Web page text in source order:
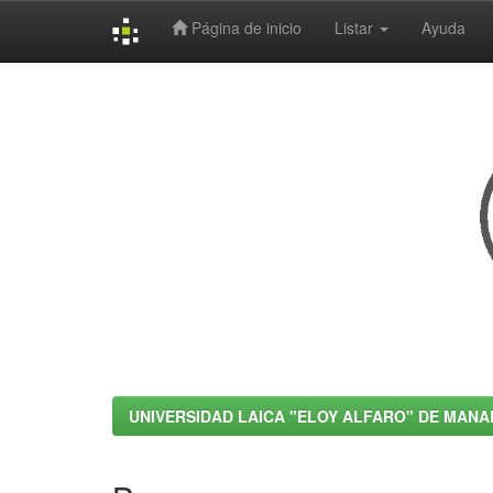
Página de inicio Listar Ayuda
UNIVERSIDAD LAICA "ELOY ALFARO" DE